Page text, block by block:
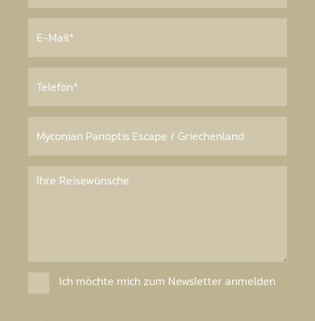
Ich möchte mich zum Newsletter anmelden